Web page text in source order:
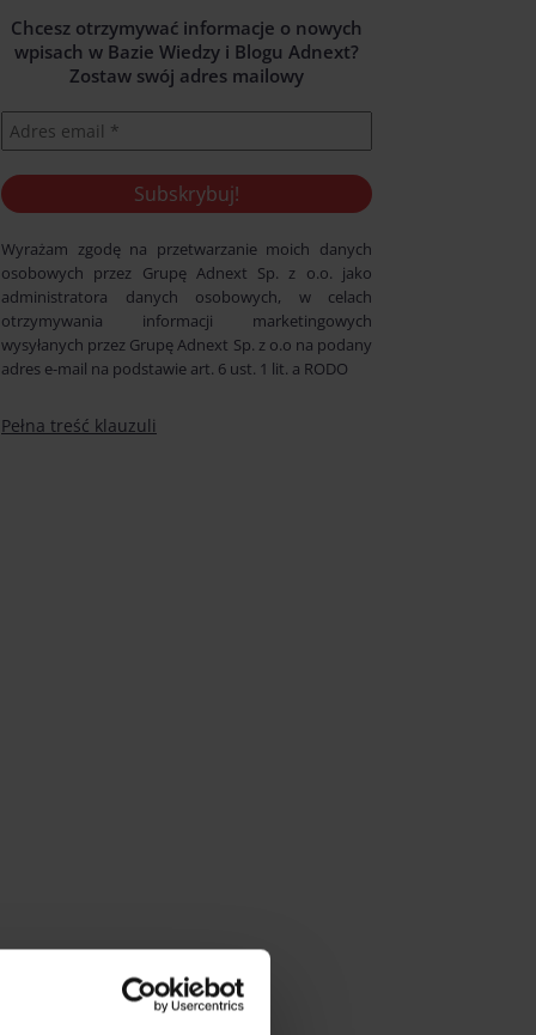
Chcesz otrzymywać informacje o nowych
wpisach w Bazie Wiedzy i Blogu Adnext?
Zostaw swój adres mailowy
Wyrażam zgodę na przetwarzanie moich danych
osobowych przez Grupę Adnext Sp. z o.o. jako
administratora danych osobowych, w celach
otrzymywania informacji marketingowych
wysyłanych przez Grupę Adnext Sp. z o.o na podany
adres e-mail na podstawie art. 6 ust. 1 lit. a RODO
Pełna treść klauzuli